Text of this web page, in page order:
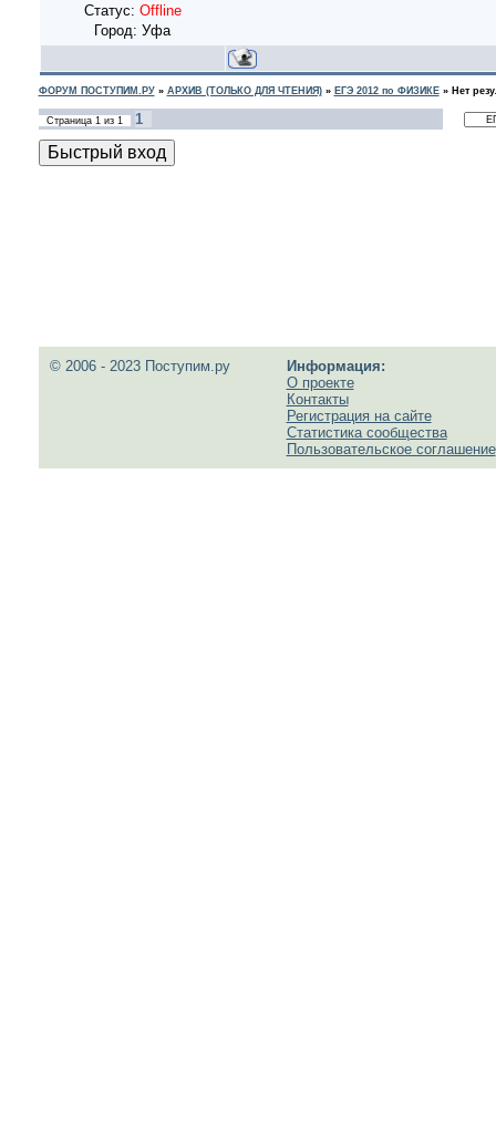
Статус: Offline
Город: Уфа
ФОРУМ ПОСТУПИМ.РУ» АРХИВ (ТОЛЬКО ДЛЯ ЧТЕНИЯ)» ЕГЭ 2012 по ФИЗИКЕ» Нет
Страница 1из 1 1
© 2006 - 2023 Поступим.ру
Информация:
О проекте
Контакты
Регистрация на сайте
Статистика сообщества
Пользовательское соглашение